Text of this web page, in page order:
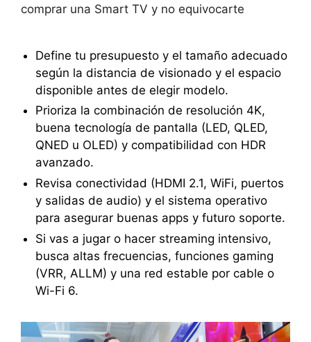
comprar una Smart TV y no equivocarte
Define tu presupuesto y el tamaño adecuado
según la distancia de visionado y el espacio
disponible antes de elegir modelo.
Prioriza la combinación de resolución 4K,
buena tecnología de pantalla (LED, QLED,
QNED u OLED) y compatibilidad con HDR
avanzado.
Revisa conectividad (HDMI 2.1, WiFi, puertos
y salidas de audio) y el sistema operativo
para asegurar buenas apps y futuro soporte.
Si vas a jugar o hacer streaming intensivo,
busca altas frecuencias, funciones gaming
(VRR, ALLM) y una red estable por cable o
Wi-Fi 6.